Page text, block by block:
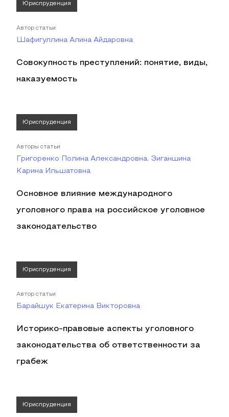
Юриспруденция
Автор статьи
Шафигуллина Алина Айдаровна
Совокупность преступлений: понятие, виды,
наказуемость
Юриспруденция
Авторы статьи
Григоренко Полина Александровна, Зиганшина
Карина Ильшатовна
Основное влияние международного
уголовного права на российское уголовное
законодательство
Юриспруденция
Автор статьи
Барайшук Екатерина Викторовна
Историко-правовые аспекты уголовного
законодательства об ответственности за
грабеж
Юриспруденция